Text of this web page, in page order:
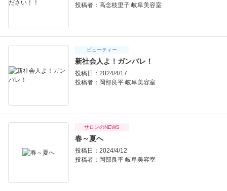
投稿者： 高念枝里子 岐阜美容室
ビューティー
新社会人よ！ガンバレ！
投稿日：2024/4/17
投稿者： 岡部良平 岐阜美容室
サロンのNEWS
春～夏へ
投稿日：2024/4/12
投稿者： 岡部良平 岐阜美容室